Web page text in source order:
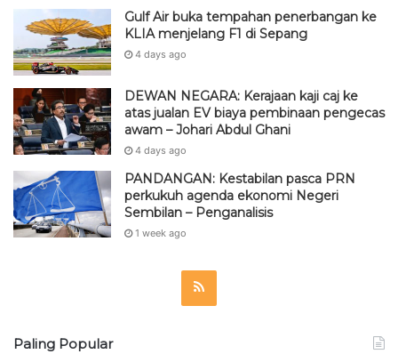
Gulf Air buka tempahan penerbangan ke
KLIA menjelang F1 di Sepang
4 days ago
DEWAN NEGARA: Kerajaan kaji caj ke
atas jualan EV biaya pembinaan pengecas
awam – Johari Abdul Ghani
4 days ago
PANDANGAN: Kestabilan pasca PRN
perkukuh agenda ekonomi Negeri
Sembilan – Penganalisis
1 week ago
Paling Popular